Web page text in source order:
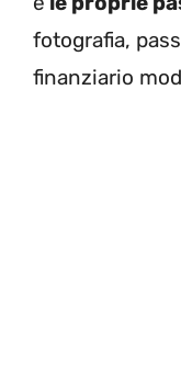
fotografia,
finanziario